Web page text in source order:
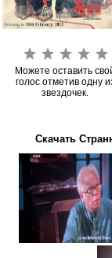
Можете оставить
голос отметив одну
звездочек.
Скачать